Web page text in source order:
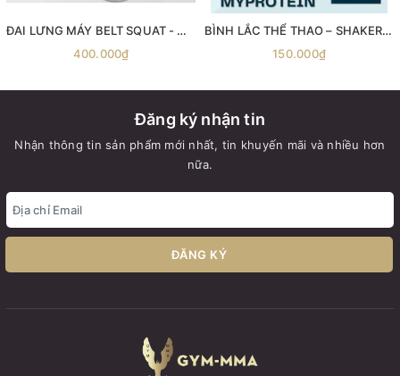
ĐAI LƯNG MÁY BELT SQUAT - Máy gánh đùi với dây đai Belt Squat
400.000₫
BÌNH LẮC THỂ THAO – SHAKER MYPROTEIN 600ML
150.000₫
Đăng ký nhận tin
Nhận thông tin sản phẩm mới nhất, tin khuyến mãi và nhiều hơn
nữa.
ĐĂNG KÝ